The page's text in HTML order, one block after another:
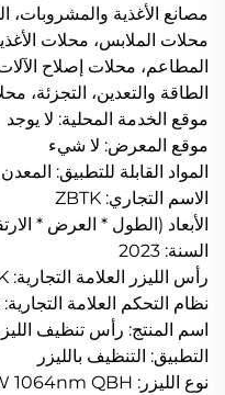
مصانع الأغذية والمشروبات،
محلات الملابس، محلات
المطاعم، محلات إصلاح
الطاقة والتعدين، التجزئة،
موقع الخدمة المحلية: لا يوجد
موقع المعرض: لا شيء
المواد القابلة للتطبيق:
الاسم التجاري: ZBTK
الأبعاد (الطول * العرض * الارتفاع): 213 × 34
السنة: 2023
رأس الليزر العلامة التجارية: ZBTK
نظام التحكم العلامة التجارية: ZBTK
اسم المنتج: رأس تنظيف
التطبيق: التنظيف بالليزر
نوع الليزر: CW 1064nm QBH